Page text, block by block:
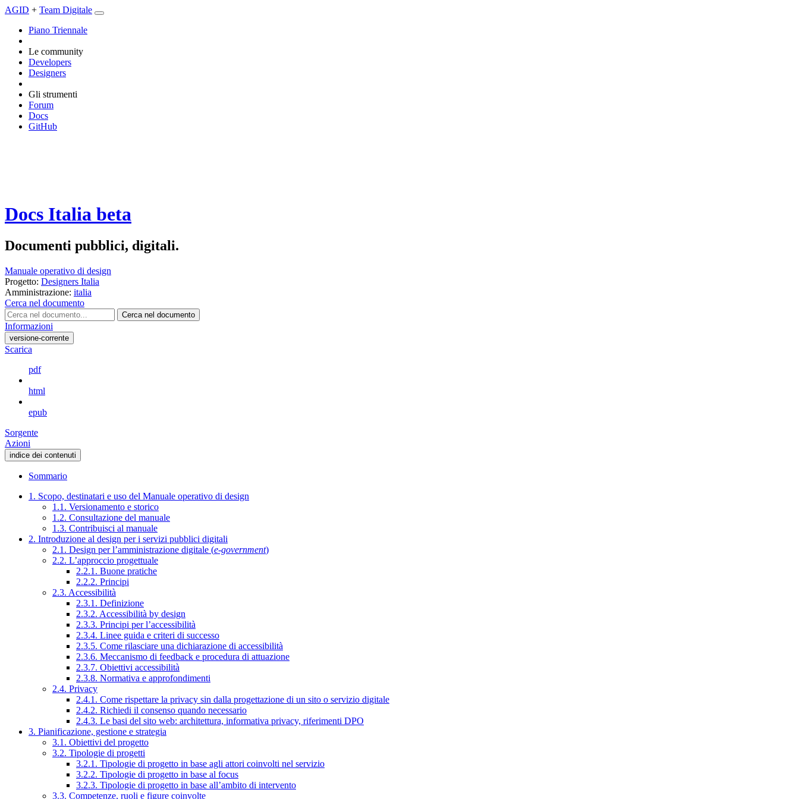
AGID + Team Digitale
Piano Triennale
Le community
Developers
Designers
Gli strumenti
Forum
Docs
GitHub
Docs Italia beta
Documenti pubblici, digitali.
Manuale operativo di design
Progetto: Designers Italia
Amministrazione: italia
Cerca nel documento
Cerca nel documento
Informazioni
versione-corrente
Scarica
pdf
html
epub
Sorgente
Azioni
indice dei contenuti
Sommario
1. Scopo, destinatari e uso del Manuale operativo di design
1.1. Versionamento e storico
1.2. Consultazione del manuale
1.3. Contribuisci al manuale
2. Introduzione al design per i servizi pubblici digitali
2.1. Design per l’amministrazione digitale (e-government)
2.2. L’approccio progettuale
2.2.1. Buone pratiche
2.2.2. Principi
2.3. Accessibilità
2.3.1. Definizione
2.3.2. Accessibilità by design
2.3.3. Principi per l’accessibilità
2.3.4. Linee guida e criteri di successo
2.3.5. Come rilasciare una dichiarazione di accessibilità
2.3.6. Meccanismo di feedback e procedura di attuazione
2.3.7. Obiettivi accessibilità
2.3.8. Normativa e approfondimenti
2.4. Privacy
2.4.1. Come rispettare la privacy sin dalla progettazione di un sito o servizio digitale
2.4.2. Richiedi il consenso quando necessario
2.4.3. Le basi del sito web: architettura, informativa privacy, riferimenti DPO
3. Pianificazione, gestione e strategia
3.1. Obiettivi del progetto
3.2. Tipologie di progetti
3.2.1. Tipologie di progetto in base agli attori coinvolti nel servizio
3.2.2. Tipologie di progetto in base al focus
3.2.3. Tipologie di progetto in base all’ambito di intervento
3.3. Competenze, ruoli e figure coinvolte